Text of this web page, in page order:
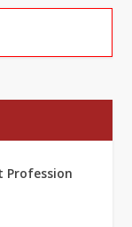
Profession